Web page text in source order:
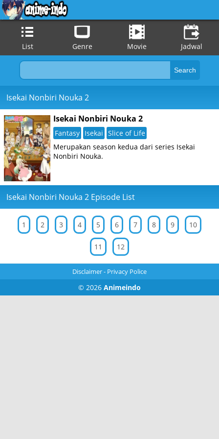
List Genre Movie Jadwal
Isekai Nonbiri Nouka 2
Isekai Nonbiri Nouka 2
Fantasy Isekai Slice of Life
Merupakan season kedua dari series Isekai
Nonbiri Nouka.
Isekai Nonbiri Nouka 2 Episode List
1 2 3 4 5 6 7 8 9 10
11 12
Disclaimer- Privacy Police
© 2026 Animeindo